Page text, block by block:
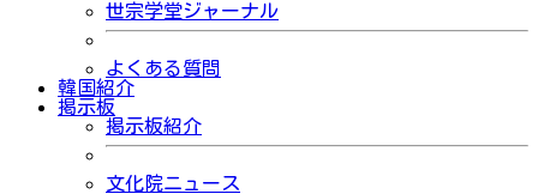
世宗学堂ジャーナル
よくある質問
韓国紹介
掲示板
掲示板紹介
文化院ニュース